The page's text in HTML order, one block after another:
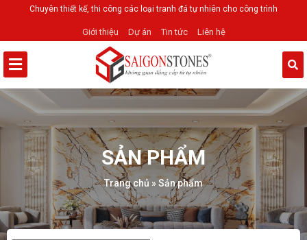
Chuyên thiết kế, thi công các loại tranh đá tự nhiên cho công trình
Giới thiệu Dự án Tin tức Liên hệ
SẢN PHẨM
Trang chủ » Sản phẩm